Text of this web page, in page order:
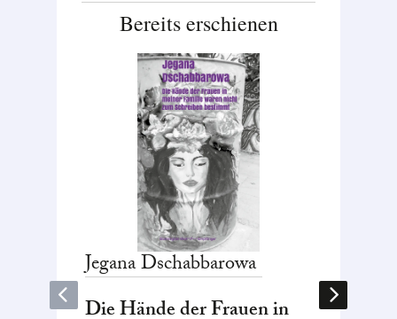
Bereits erschienen
JeganaDschabbarowa
Die Hände der Frauen in